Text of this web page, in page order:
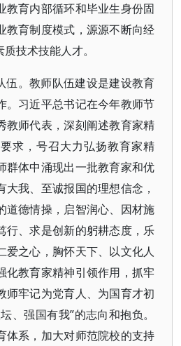
教育内部循环和毕业生身份固
教育制度模式，源源不断向经
技术技能人才。
伍。教师队伍建设是建设教育
。习近平总书记在今年教师节
教师代表，深刻阐述教育家精
求，号召大力弘扬教育家精
群体中涌现出一批教育家和优
我、至诚报国的理想信念，
道德情操，启智润心、因材施
行、求是创新的躬耕态度，乐
爱之心，胸怀天下、以文化人
化教育家精神引领作用，抓牢
师牢记为党育人、为国育才初
、强国有我”的志向和抱负。
体系，加大对师范院校的支持